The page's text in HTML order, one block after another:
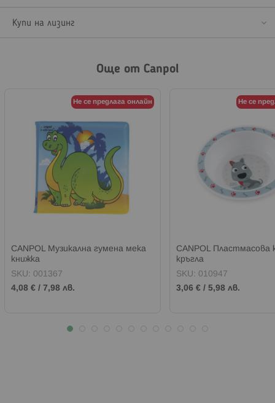
Купи на лизинг
Още от Canpol
Не се предлага онлайн
CANPOL Музикална гумена мека
книжка
SKU: 001367
4,08 € / 7,98 лв.
Не се
CANPOL Пластмасова
кръгла
SKU: 010947
3,06 € / 5,98 лв.